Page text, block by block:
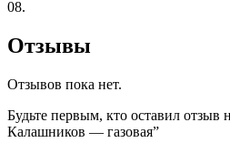
08.
Отзывы
Отзывов пока нет.
Будьте первым, кто оставил отзыв
Калашников — газовая”